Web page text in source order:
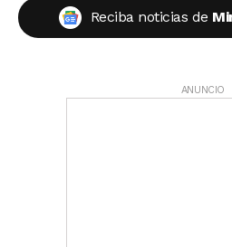
Reciba noticias de
ANUNCIO